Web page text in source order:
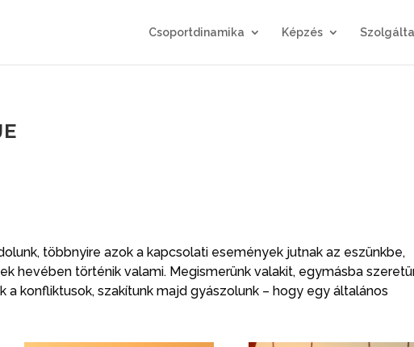
Csoportdinamika Képzés
többnyire azok a kapcsolati események jutnak az eszünkbe,
hevében történik valami. Megismerünk valakit, egymásba
a konfliktusok, szakítunk majd gyászolunk – hogy egy általános